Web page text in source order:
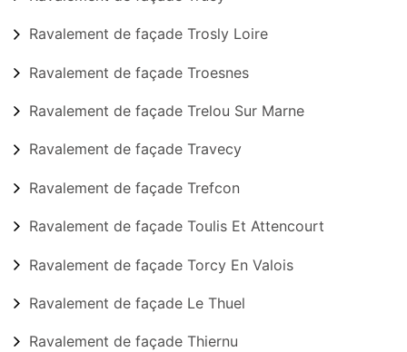
Ravalement de façade Trosly Loire
Ravalement de façade Troesnes
Ravalement de façade Trelou Sur Marne
Ravalement de façade Travecy
Ravalement de façade Trefcon
Ravalement de façade Toulis Et Attencourt
Ravalement de façade Torcy En Valois
Ravalement de façade Le Thuel
Ravalement de façade Thiernu